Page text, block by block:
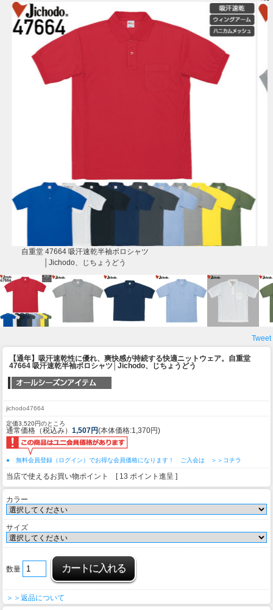
自重堂 47664 吸汗速乾半袖ポロシャツ
│Jichodo、じちょうどう
Tweet
【通年】吸汗速乾性に優れ、爽快感が持続する快適ニットウェア。 自重堂
47664 吸汗速乾半袖ポロシャツ│Jichodo、じちょうどう
jichodo47664
定価3,520円のところ
通常価格（税込み） 1,507円(本体価格:1,370円)
● 無料会員登録（ログイン）でお得な会員価格になります！ ご入会は ＞＞コチラ
当店で使えるお買い物ポイント [ 13 ポイント進呈 ]
カラー
サイズ
数量
＞＞返品について